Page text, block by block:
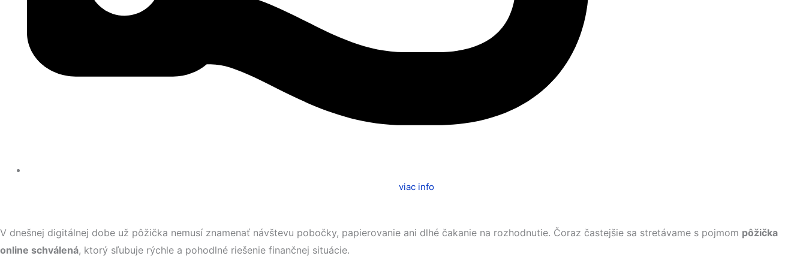
viac info
V dnešnej digitálnej dobe už pôžička nemusí znamenať návštevu pobočky, papierovanie ani dlhé čakanie na rozhodnutie. Čoraz častejšie sa stretávame s pojmom pôžička
online schválená, ktorý sľubuje rýchle a pohodlné riešenie finančnej situácie.